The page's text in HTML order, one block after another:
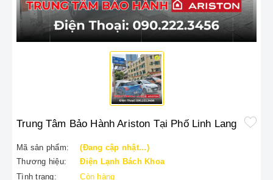
Trung Tâm Bảo Hành Ariston Tại Phố Linh Lang
Mã sản phẩm:
(Đang cập nhật...)
Thương hiệu:
Điện Lạnh Bách Khoa
Tình trạng:
Còn hàng